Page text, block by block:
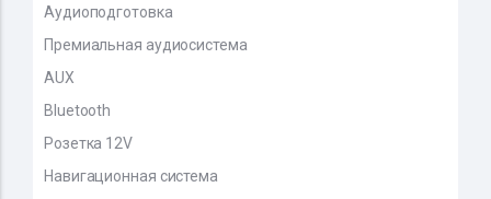
Аудиоподготовка
Премиальная аудиосистема
AUX
Bluetooth
Розетка 12V
Навигационная система